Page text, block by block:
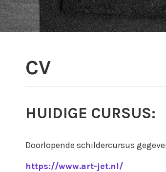
CV
HUIDIGE CURSUS:
Doorlopende schildercursus
https://www.art-jet.nl/